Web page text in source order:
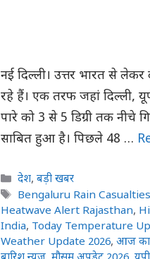
नई दिल्ली। उत्तर भारत से
रहे हैं। एक तरफ जहां दिल्ली,
पारे को 3 से 5 डिग्री तक नीचे
साबित हुआ है। पिछले 48 …
Categories
देश,बड़ी खबर
Tags
Bengaluru Rain Casualties
Heatwave Alert Rajasthan,
India, Today Temperature
Weather Update 2026, आज का